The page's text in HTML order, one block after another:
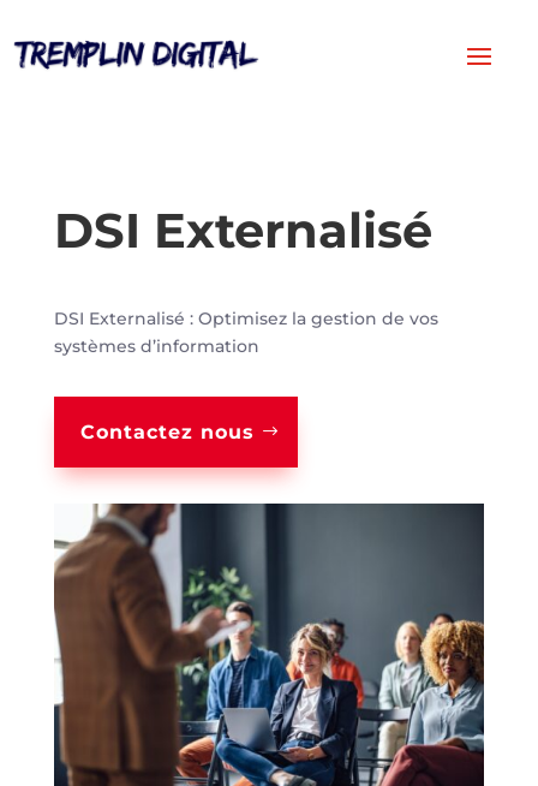
DSI Externalisé
DSI Externalisé : Optimisez la gestion de vos
systèmes d’information
Contactez nous